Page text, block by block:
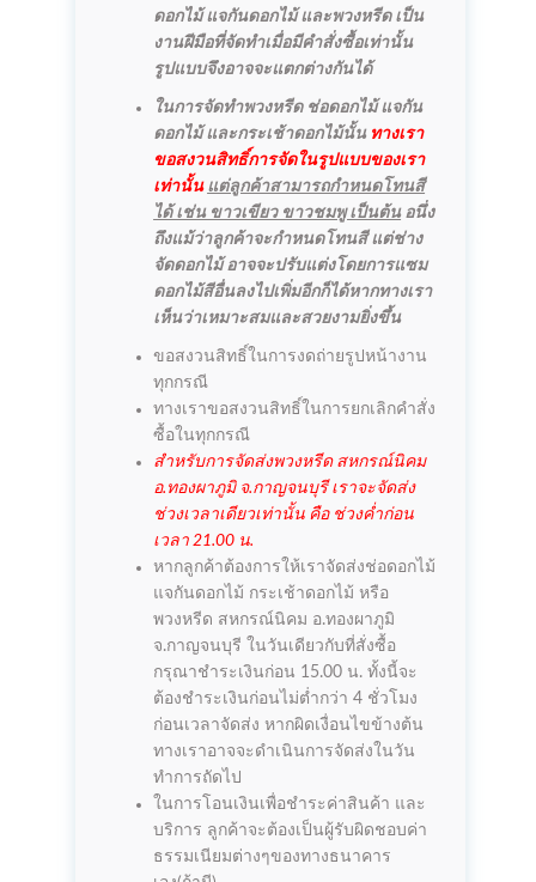
ดอกไม้ แจกันดอกไม้ และพวงหรีด เป็น
งานฝีมือที่จัดทำเมื่อมีคำสั่งซื้อเท่านั้น
รูปแบบจึงอาจจะแตกต่างกันได้
ในการจัดทำพวงหรีด ช่อดอกไม้ แจกัน
ดอกไม้ และกระเช้าดอกไม้นั้น ทางเรา
ขอสงวนสิทธิ์การจัดในรูปแบบของเรา
เท่านั้น แต่ลูกค้าสามารถกำหนดโทนสี
ได้ เช่น ขาวเขียว ขาวชมพู เป็นต้นอนึ่ง
ถึงแม้ว่าลูกค้าจะกำหนดโทนสี แต่ช่าง
จัดดอกไม้ อาจจะปรับแต่งโดยการแซม
ดอกไม้สีอื่นลงไปเพิ่มอีกก็ได้หากทางเรา
เห็นว่าเหมาะสมและสวยงามยิ่งขึ้น
ขอสงวนสิทธิ์ในการงดถ่ายรูปหน้างาน
ทุกกรณี
ทางเราขอสงวนสิทธิ์ในการยกเลิกคำสั่ง
ซื้อในทุกกรณี
สำหรับการจัดส่งพวงหรีด สหกรณ์นิคม
อ.ทองผาภูมิ จ.กาญจนบุรี เราจะจัดส่ง
ช่วงเวลาเดียวเท่านั้น คือ ช่วงค่ำก่อน
เวลา 21.00 น.
หากลูกค้าต้องการให้เราจัดส่งช่อดอกไม้
แจกันดอกไม้ กระเช้าดอกไม้ หรือ
พวงหรีด สหกรณ์นิคม อ.ทองผาภูมิ
จ.กาญจนบุรี ในวันเดียวกับที่สั่งซื้อ
กรุณาชำระเงินก่อน 15.00 น. ทั้งนี้จะ
ต้องชำระเงินก่อนไม่ต่ำกว่า 4 ชั่วโมง
ก่อนเวลาจัดส่ง หากผิดเงื่อนไขข้างต้น
ทางเราอาจจะดำเนินการจัดส่งในวัน
ทำการถัดไป
ในการโอนเงินเพื่อชำระค่าสินค้า และ
บริการ ลูกค้าจะต้องเป็นผู้รับผิดชอบค่า
ธรรมเนียมต่างๆของทางธนาคาร